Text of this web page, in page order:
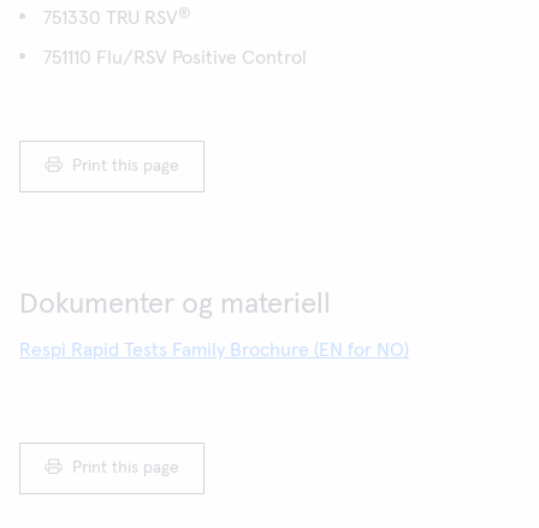
751330 TRU RSV®
751110 Flu/RSV Positive Control
Print this page
Dokumenter og materiell
Respi Rapid Tests Family Brochure (EN for NO)
Print this page